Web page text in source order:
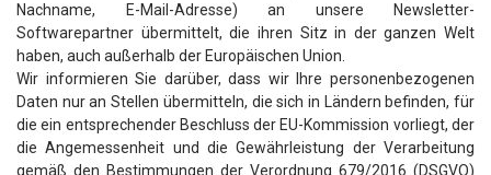
Nachname, E-Mail-Adresse) an unsere Newsletter-
Softwarepartner übermittelt, die ihren Sitz in der ganzen Welt
haben, auch außerhalb der Europäischen Union.
Wir informieren Sie darüber, dass wir Ihre personenbezogenen
Daten nur an Stellen übermitteln, die sich in Ländern befinden, für
die ein entsprechender Beschluss der EU-Kommission vorliegt, der
die Angemessenheit und die Gewährleistung der Verarbeitung
gemäß den Bestimmungen der Verordnung 679/2016 (DSGVO)